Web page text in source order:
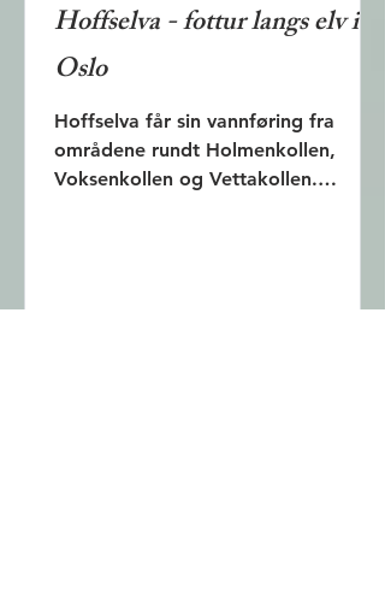
Hoffselva - fottur langs elv i
Oslo
Hoffselva får sin vannføring fra
områdene rundt Holmenkollen,
Voksenkollen og Vettakollen.